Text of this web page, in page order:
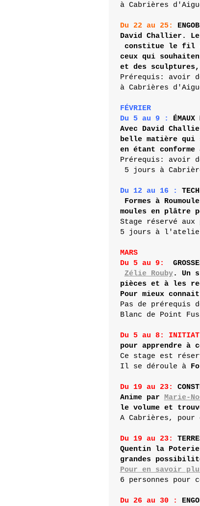
à Cabrières
Du 22 au 25:
David Challier.
constitue le fil
ceux qui
Prérequis: avoir
à Cabrières
FÉVRIER
Du 5 au 9 : ÉMAUX
Avec David
belle matière
Prérequis: avoir
5 jours à
Du 12 au 16 :
Formes à
moules en plâtre
Stage réservé
5 jours à l'atelier
MARS
Du 5 au 9:
Zélie Rouby. Un
pièces et à les
Pas de prérequis
Blanc de Point
Du 5 au 8:
pour apprendre à
Ce stage est
Il se déroule à
Du 19 au 23:
Anime par Marie-
le volume et
Du 19 au 23:
Quentin la
Pour en savoir
6 personnes pour
Du 26 au 30 :